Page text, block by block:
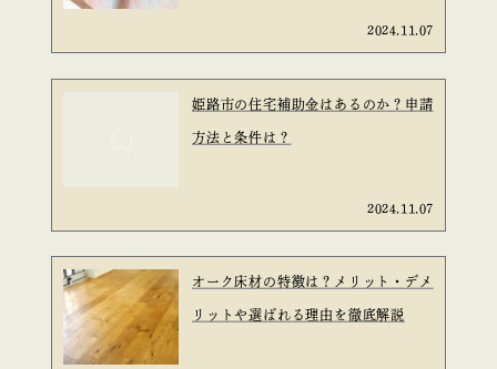
2024.11.07
姫路市の住宅補助金はあるのか？申請
方法と条件は？
2024.11.07
オーク床材の特徴は？メリット・デメ
リットや選ばれる理由を徹底解説